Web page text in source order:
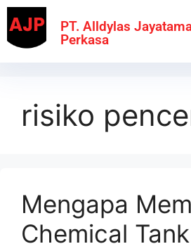
PT. Alldylas
Perkasa
risiko
Mengapa
Chemical